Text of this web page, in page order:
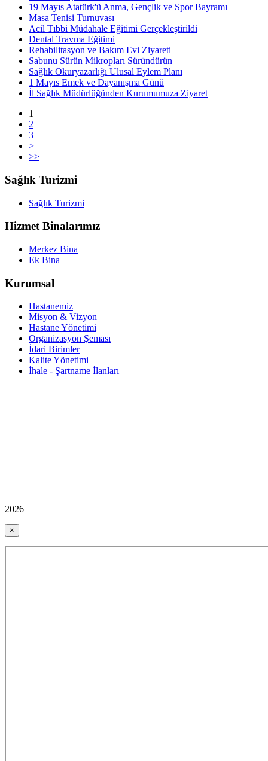
19 Mayıs Atatürk'ü Anma, Gençlik ve Spor Bayramı
Masa Tenisi Turnuvası
Acil Tıbbi Müdahale Eğitimi Gerçekleştirildi
Dental Travma Eğitimi
Rehabilitasyon ve Bakım Evi Ziyareti
Sabunu Sürün Mikropları Süründürün
Sağlık Okuryazarlığı Ulusal Eylem Planı
1 Mayıs Emek ve Dayanışma Günü
İl Sağlık Müdürlüğünden Kurumumuza Ziyaret
1
2
3
>
>>
Sağlık Turizmi
Sağlık Turizmi
Hizmet Binalarımız
Merkez Bina
Ek Bina
Kurumsal
Hastanemiz
Misyon & Vizyon
Hastane Yönetimi
Organizasyon Şeması
İdari Birimler
Kalite Yönetimi
İhale - Şartname İlanları
2026
×